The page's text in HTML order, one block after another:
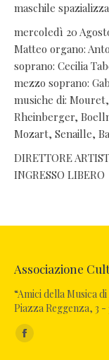
maschile
mercoledì 20
Matteo organo:
soprano: Cecilia
mezzo soprano:
musiche di:
Rheinberger,
Mozart, Senaille,
DIRETTORE
INGRESSO LIBERO
Associazione
“Amici della Musica
Piazza Reggenza, 3 -
Ci puoi trovare su:
Facebook